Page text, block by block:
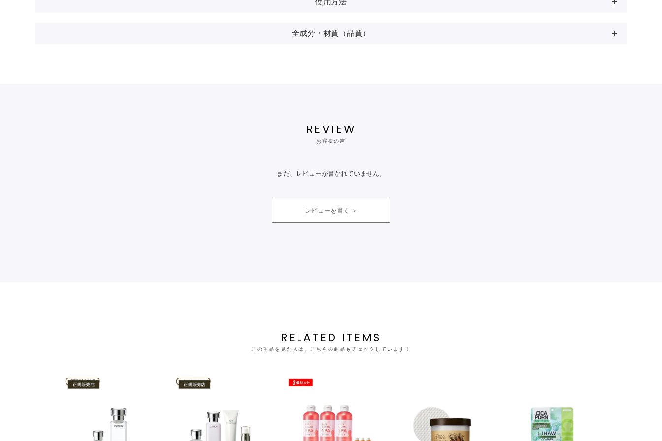
全成分・材質（品質）
REVIEW
お客様の声
まだ、レビューが書かれていません。
レビューを書く
RELATED ITEMS
この商品を見た人は、こちらの商品もチェックしています！